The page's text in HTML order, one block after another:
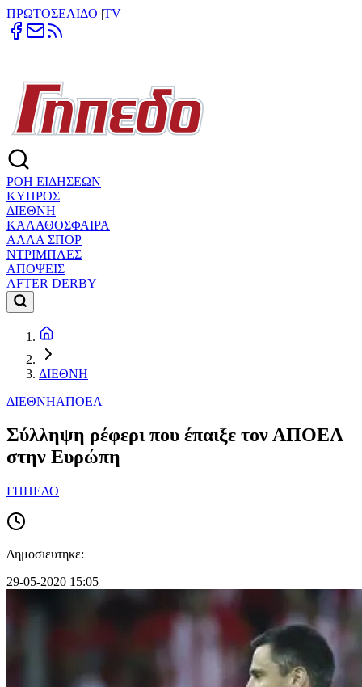
ΠΡΩΤΟΣΕΛΙΔΟ |TV
ΡΟΗ ΕΙΔΗΣΕΩΝ
ΚΥΠΡΟΣ
ΔΙΕΘΝΗ
ΚΑΛΑΘΟΣΦΑΙΡΑ
ΑΛΛΑ ΣΠΟΡ
ΝΤΡΙΜΠΛΕΣ
ΑΠΟΨΕΙΣ
AFTER DERBY
ΔΙΕΘΝΗ
ΔΙΕΘΝΗΑΠΟΕΛ
Σύλληψη ρέφερι που έπαιξε τον ΑΠΟΕΛ
στην Ευρώπη
ΓΗΠΕΔΟ
Δημοσιευτηκε:
29-05-2020 15:05